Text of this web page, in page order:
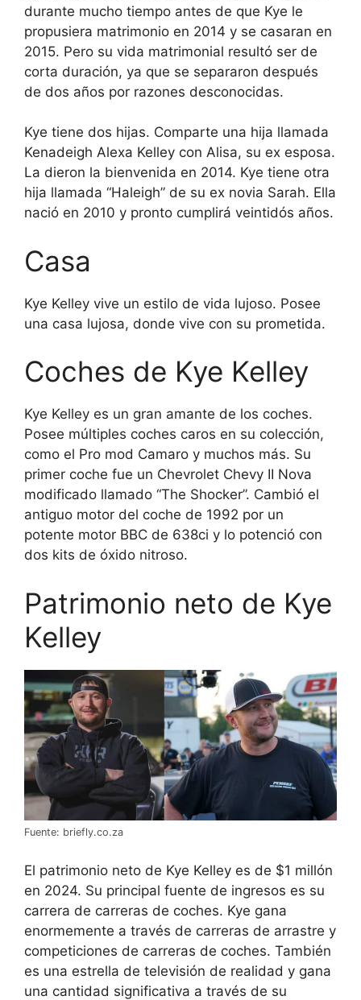
durante mucho tiempo antes de que Kye le
propusiera matrimonio en 2014 y se casaran en
2015. Pero su vida matrimonial resultó ser de
corta duración, ya que se separaron después
de dos años por razones desconocidas.
Kye tiene dos hijas. Comparte una hija llamada
Kenadeigh Alexa Kelley con Alisa, su ex esposa.
La dieron la bienvenida en 2014. Kye tiene otra
hija llamada “Haleigh” de su ex novia Sarah. Ella
nació en 2010 y pronto cumplirá veintidós años.
Casa
Kye Kelley vive un estilo de vida lujoso. Posee
una casa lujosa, donde vive con su prometida.
Coches de Kye Kelley
Kye Kelley es un gran amante de los coches.
Posee múltiples coches caros en su colección,
como el Pro mod Camaro y muchos más. Su
primer coche fue un Chevrolet Chevy II Nova
modificado llamado “The Shocker”. Cambió el
antiguo motor del coche de 1992 por un
potente motor BBC de 638ci y lo potenció con
dos kits de óxido nitroso.
Patrimonio neto de Kye
Kelley
Fuente: briefly.co.za
El patrimonio neto de Kye Kelley es de $1 millón
en 2024. Su principal fuente de ingresos es su
carrera de carreras de coches. Kye gana
enormemente a través de carreras de arrastre y
competiciones de carreras de coches. También
es una estrella de televisión de realidad y gana
una cantidad significativa a través de su